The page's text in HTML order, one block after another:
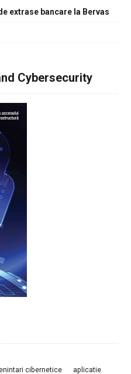
extrase bancare la Bervas
Cybersecurity
cibernetice aplicatie